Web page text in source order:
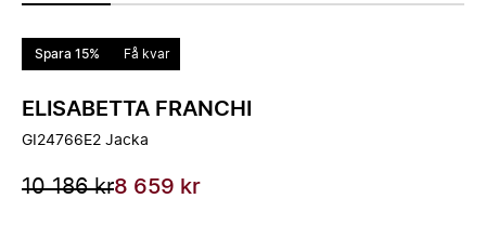
Spara 15% Få kvar
ELISABETTA FRANCHI
GI24766E2 Jacka
10 186 kr8 659 kr